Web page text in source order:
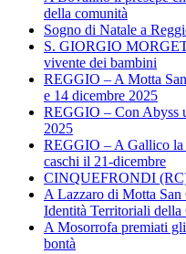
della comunità
Sogno di Natale a
S. GIORGIO
vivente dei bambini
REGGIO – A Motta
e 14 dicembre 2025
REGGIO – Con Abyss
2025
REGGIO – A Gallico la
caschi il 21-dicembre
CINQUEFRONDI
A Lazzaro di Motta
Identità Territoriali della
A Mosorrofa premiati
bontà